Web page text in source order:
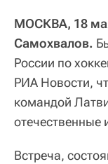
МОСКВА, 18
Самохвалов.
России по
РИА Новости,
командой
отечественные
Встреча,